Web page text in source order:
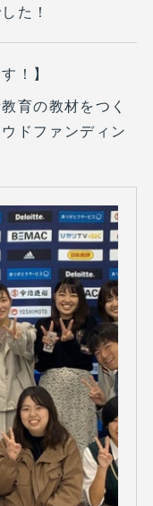
た！
！】
育の教材をつく
ドファンディン